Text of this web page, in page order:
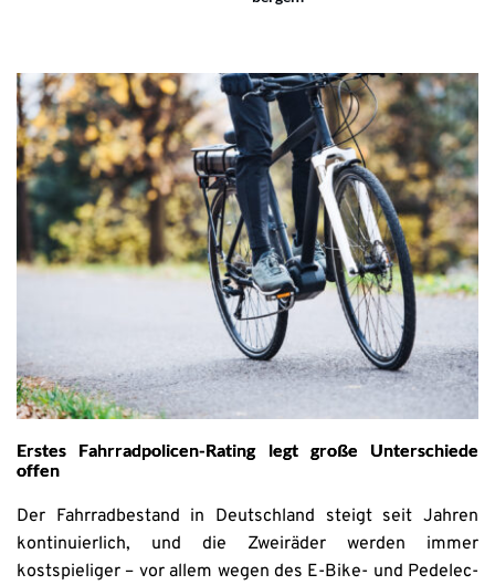
Erstes Fahrradpolicen-Rating legt große Unterschiede
offen
Der Fahrradbestand in Deutschland steigt seit Jahren
kontinuierlich, und die Zweiräder werden immer
kostspieliger – vor allem wegen des E-Bike- und Pedelec-